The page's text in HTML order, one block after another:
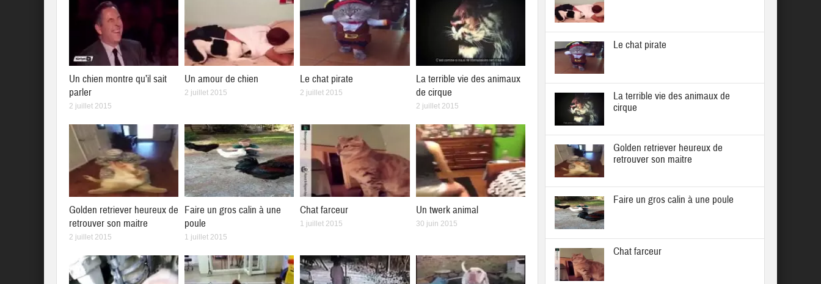
Un chien montre qu’il sait
parler
2 juillet 2015
Un amour de chien
2 juillet 2015
Le chat pirate
2 juillet 2015
La terrible vie des animaux
de cirque
2 juillet 2015
Golden retriever heureux de
retrouver son maitre
2 juillet 2015
Faire un gros calin à une
poule
1 juillet 2015
Chat farceur
1 juillet 2015
Un twerk animal
30 juin 2015
Le chat pirate
La terrible vie des animaux de
cirque
Golden retriever heureux de
retrouver son maitre
Faire un gros calin à une poule
Chat farceur